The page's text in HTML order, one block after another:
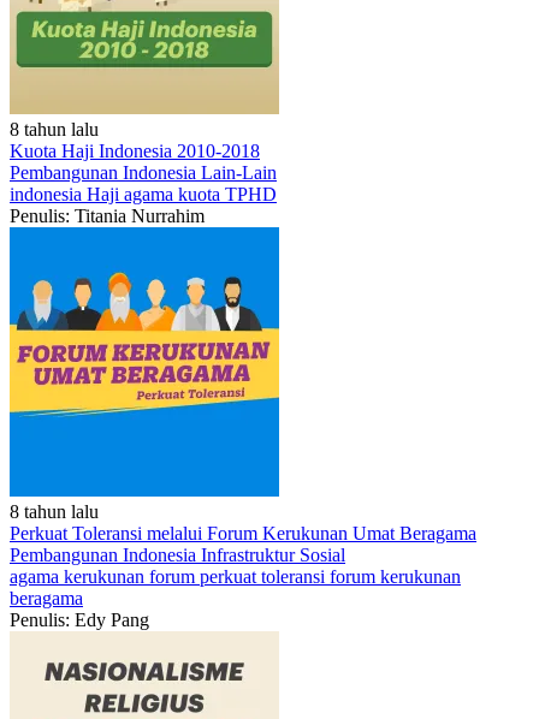
8 tahun lalu
Kuota Haji Indonesia 2010-2018
Pembangunan Indonesia Lain-Lain
indonesia Haji agama kuota TPHD
Penulis: Titania Nurrahim
8 tahun lalu
Perkuat Toleransi melalui Forum Kerukunan Umat Beragama
Pembangunan Indonesia Infrastruktur Sosial
agama kerukunan forum perkuat toleransi forum kerukunan
beragama
Penulis: Edy Pang